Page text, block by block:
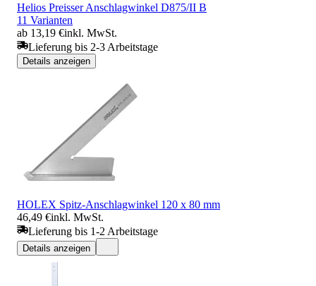
Helios Preisser Anschlagwinkel D875/II B
11 Varianten
ab 13,19 €inkl. MwSt.
Lieferung bis 2-3 Arbeitstage
Details anzeigen
HOLEX Spitz-Anschlagwinkel 120 x 80 mm
46,49 €inkl. MwSt.
Lieferung bis 1-2 Arbeitstage
Details anzeigen